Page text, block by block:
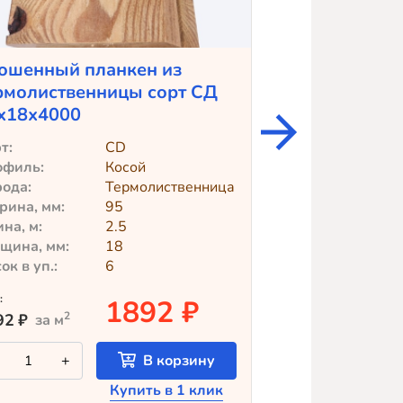
планкен из
сорт СД
CD
Косой
Термолиственница
мм:
95
м:
2.5
мм:
18
в уп.:
6
₽ за м2 1892 ₽
Количество
товара
Скошенный
+
В корзину
Купить в 1 клик
Teknos)
Профиль: